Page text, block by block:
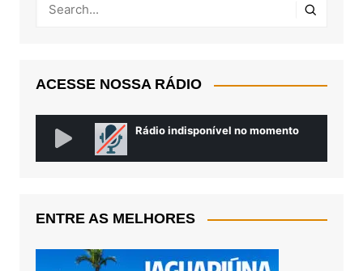
ACESSE NOSSA RÁDIO
ENTRE AS MELHORES